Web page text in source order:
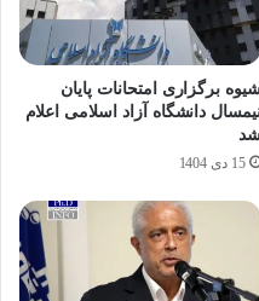
برگزاری امتحانات پایان
دانشگاه آزاد اسلامی اعلام
15 دی 1404